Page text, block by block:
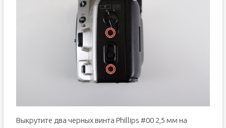
Выкрутите два черных винта Phillips #00 2,5 мм на